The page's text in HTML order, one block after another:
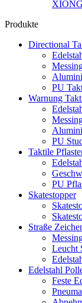
Produkte
Directional
PU
Warnung
PU
Taktile
PU
Skatestopper
Straße
Leucht
Edelstahl
Feste